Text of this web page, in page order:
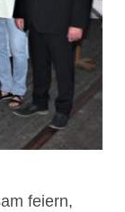
feiern,